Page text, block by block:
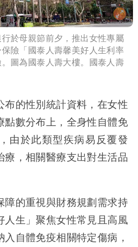
於母親節前夕，推出女性專屬
險「國泰人壽馨美好人生利率
圖為國泰人壽大樓。國泰人壽
布的性別統計資料，在女性
點數分布上，全身性自體免
由於此類型疾病易反覆發
療，相關醫療支出對生活品
障的重視與財務規劃需求持
人生」聚焦女性常見且高風
自體免疫相關特定傷病，